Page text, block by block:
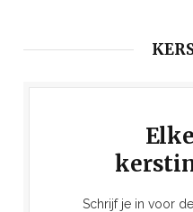
Schrijf je in voor